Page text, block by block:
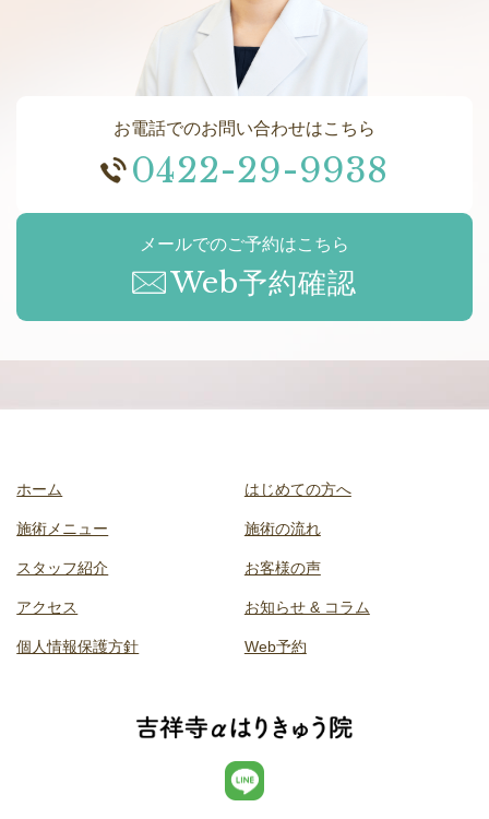
お電話でのお問い合わせはこちら
0422-29-9938
メールでのご予約はこちら
Web予約確認
ホーム はじめての方へ
施術メニュー 施術の流れ
スタッフ紹介 お客様の声
アクセス お知らせ & コラム
個人情報保護方針 Web予約